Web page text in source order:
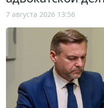
7 августа 2026 13:56